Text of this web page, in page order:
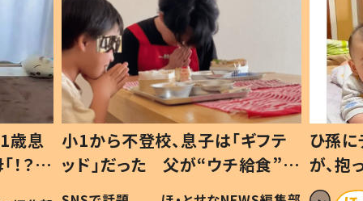
歳息
？」
小1から不登校、息子は「ギフテ
ッド」だった 父が“ウチ給食”を
作り続ける理由とは #令和の親
ひ孫
が、
「涙が